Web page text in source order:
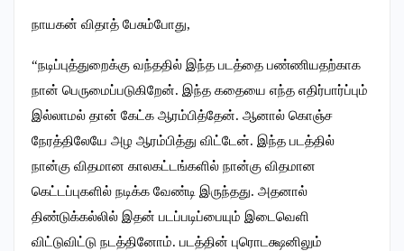
நாயகன் விதாத் பேசும்போது,
“நடிப்புத்துறைக்கு வந்ததில் இந்த படத்தை பண்ணியதற்காக
நான் பெருமைப்படுகிறேன். இந்த கதையை எந்த எதிர்பார்ப்பும்
இல்லாமல் தான் கேட்க ஆரம்பித்தேன். ஆனால் கொஞ்ச
நேரத்திலேயே அழ ஆரம்பித்து விட்டேன். இந்த படத்தில்
நான்கு விதமான காலகட்டங்களில் நான்கு விதமான
கெட்டப்புகளில் நடிக்க வேண்டி இருந்தது. அதனால்
திண்டுக்கல்லில் இதன் படப்படிப்பையும் இடைவெளி
விட்டுவிட்டு நடத்தினோம். படத்தின் புரொடக்ஷனிலும்